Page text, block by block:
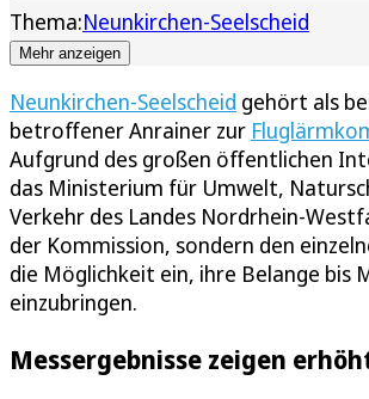
Thema:Neunkirchen-Seelscheid
Mehr anzeigen
Neunkirchen-Seelscheid gehört als
betroffener Anrainer zur
Aufgrund des großen öffentlichen
das Ministerium für Umwelt,
Verkehr des Landes Nordrhein-
der Kommission, sondern den
die Möglichkeit ein, ihre Belange bis
einzubringen.
Messergebnisse zeigen